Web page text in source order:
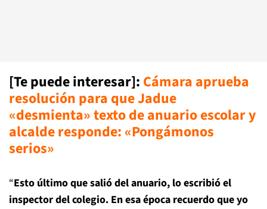
[Te puede interesar]: Cámara aprueba
resolución para que Jadue
«desmienta» texto de anuario escolar y
alcalde responde: «Pongámonos
serios»
“Esto último que salió del anuario, lo escribió el
inspector del colegio. En esa época recuerdo que yo